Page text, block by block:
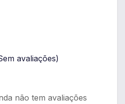
avaliações)
não tem avaliações